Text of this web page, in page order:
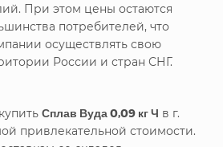
При этом цены остаются
потребителей, что
осуществлять свою
России и стран СНГ.
Сплав Вуда 0,09 кг Ч в г.
привлекательной стоимости.